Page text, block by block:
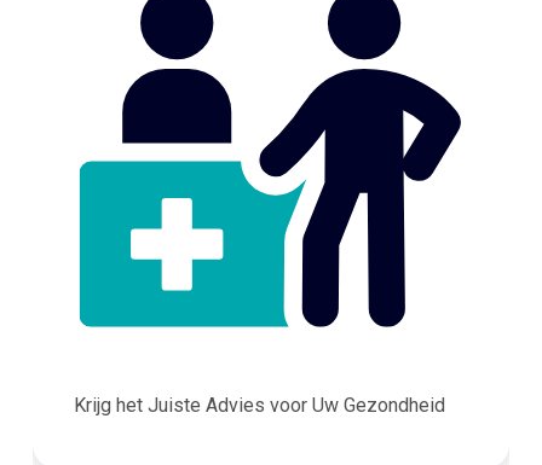
Krijg het Juiste Advies voor Uw Gezondheid